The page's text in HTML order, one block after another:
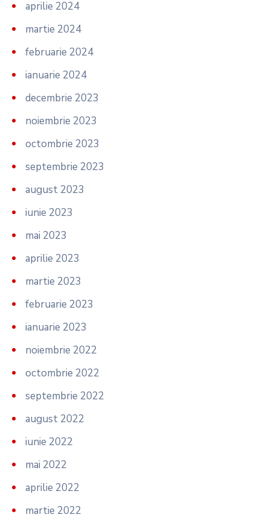
aprilie 2024
martie 2024
februarie 2024
ianuarie 2024
decembrie 2023
noiembrie 2023
octombrie 2023
septembrie 2023
august 2023
iunie 2023
mai 2023
aprilie 2023
martie 2023
februarie 2023
ianuarie 2023
noiembrie 2022
octombrie 2022
septembrie 2022
august 2022
iunie 2022
mai 2022
aprilie 2022
martie 2022